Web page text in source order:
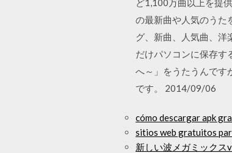
の最新曲や人気のうた
グ、新曲、人気曲、
だけパソコンに保存す
へ～」をうたうんです
です。 2014/09/06
cómo descargar apk
sitios web gratuitos
新しい波メガミックス